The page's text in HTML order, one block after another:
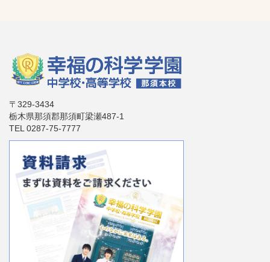
〒329-3434
栃木県那須郡那須町梁瀬487-1
TEL 0287-75-7777